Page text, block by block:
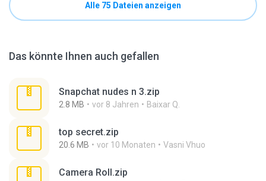
Alle 75 Dateien anzeigen
Das könnte Ihnen auch gefallen
Snapchat nudes n 3.zip
2.8 MB vor 8 Jahren Baixar Q.
top secret.zip
20.6 MB vor 10 Monaten Vasni Vhuo
Camera Roll.zip